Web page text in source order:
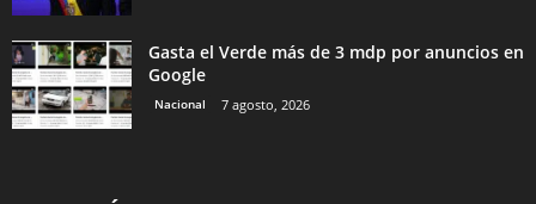
Gasta el Verde más de 3 mdp por anuncios en
Google
Nacional 7 agosto, 2026